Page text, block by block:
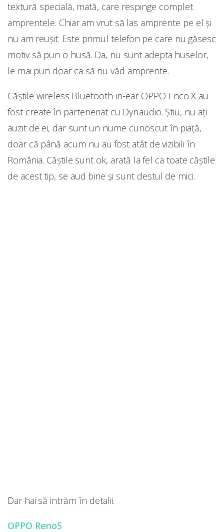
textură specială, mată, care respinge complet
amprentele. Chiar am vrut să las amprente pe el și
nu am reușit. Este primul telefon pe care nu găsesc
motiv să pun o husă. Da, nu sunt adepta huselor,
le mai pun doar ca să nu văd amprente.
Căștile wireless Bluetooth in-ear OPPO Enco X au
fost create în parteneriat cu Dynaudio. Știu, nu ați
auzit de ei, dar sunt un nume cunoscut în piață,
doar că până acum nu au fost atât de vizibili în
România. Căștile sunt ok, arată la fel ca toate căștile
de acest tip, se aud bine și sunt destul de mici.
Dar hai să intrăm în detalii.
OPPO Reno5